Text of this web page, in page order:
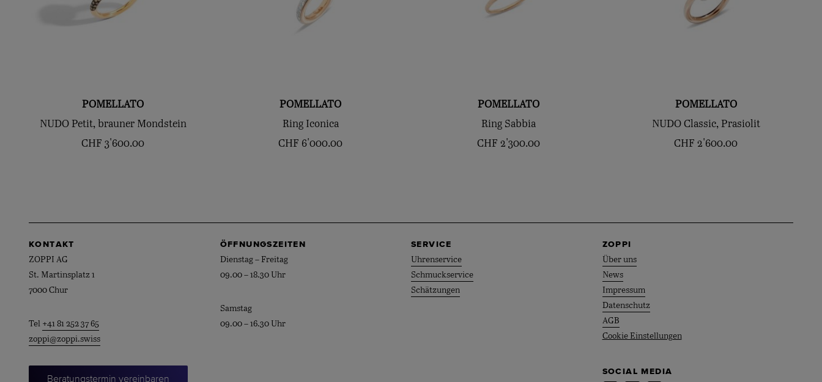
POMELLATO
NUDO Petit, brauner Mondstein
CHF 3'600.00
POMELLATO
Ring Iconica
CHF 6'000.00
POMELLATO
Ring Sabbia
CHF 2'300.00
POMELLATO
NUDO Classic, Prasiolit
CHF 2'600.00
KONTAKT
ZOPPI AG
St. Martinsplatz 1
7000 Chur
Tel +41 81 252 37 65
zoppi@zoppi.swiss
Beratungstermin vereinbaren
ÖFFNUNGSZEITEN
Dienstag – Freitag
09.00 – 18.30 Uhr
Samstag
09.00 – 16.30 Uhr
SERVICE
Uhrenservice
Schmuckservice
Schätzungen
ZOPPI
Über uns
News
Impressum
Datenschutz
AGB
Cookie Einstellungen
SOCIAL MEDIA